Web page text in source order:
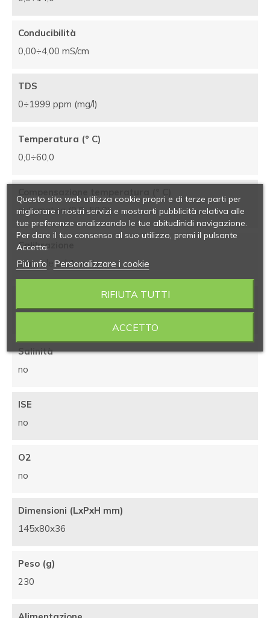
Conducibilità
0,00÷4,00 mS/cm
TDS
0÷1999 ppm (mg/l)
Temperatura (° C)
0,0÷60,0
automatica (0,0÷50,0)
Calibrazione
manuale ad 1 punto
Salinità
no
ISE
no
O2
no
Dimensioni (LxPxH mm)
145x80x36
Peso (g)
230
Questo sito web utilizza cookie propri e di terze parti per
migliorare i nostri servizi e mostrarti pubblicità relativa alle
tue preferenze analizzando le tue abitudinidi navigazione.
Per dare il tuo consenso al suo utilizzo, premi il pulsante
Accetta.
Piú info Personalizzare i cookie
RIFIUTA TUTTI
ACCETTO